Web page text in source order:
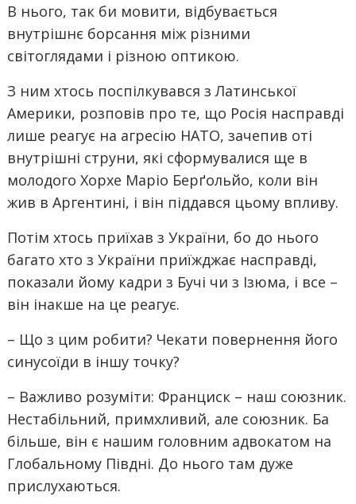
В нього, так би мовити, відбувається
внутрішнє борсання між різними
світоглядами і різною оптикою.
З ним хтось поспілкувався з Латинської
Америки, розповів про те, що Росія насправді
лише реагує на агресію НАТО, зачепив оті
внутрішні струни, які сформувалися ще в
молодого Хорхе Маріо Берґольйо, коли він
жив в Аргентині, і він піддався цьому впливу.
Потім хтось приїхав з України, бо до нього
багато хто з України приїжджає насправді,
показали йому кадри з Бучі чи з Ізюма, і все –
він інакше на це реагує.
– Що з цим робити? Чекати повернення його
синусоїди в іншу точку?
– Важливо розуміти: Франциск – наш союзник.
Нестабільний, примхливий, але союзник. Ба
більше, він є нашим головним адвокатом на
Глобальному Півдні. До нього там дуже
прислухаються.